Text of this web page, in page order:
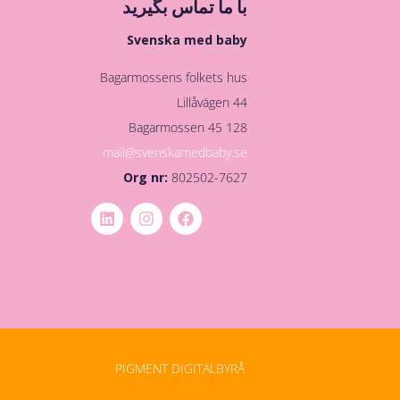
با ما تماس بگیرید
Svenska med baby
Bagarmossens folkets hus
Lillåvägen 44
128 45 Bagarmossen
mail@svenskamedbaby.se
Org nr:802502-7627
PIGMENT DIGITALBYRÅ